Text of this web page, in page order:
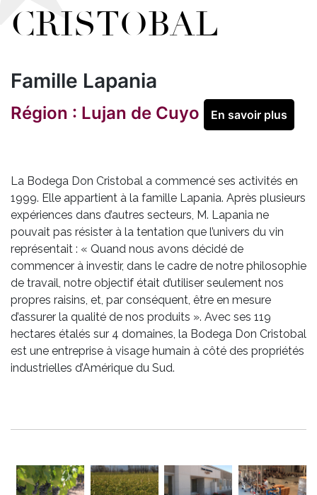
CRISTOBAL
Famille Lapania
Région : Lujan de Cuyo En savoir plus
La Bodega Don Cristobal a commencé ses activités en
1999. Elle appartient à la famille Lapania. Après plusieurs
expériences dans d’autres secteurs, M. Lapania ne
pouvait pas résister à la tentation que l’univers du vin
représentait : « Quand nous avons décidé de
commencer à investir, dans le cadre de notre philosophie
de travail, notre objectif était d’utiliser seulement nos
propres raisins, et, par conséquent, être en mesure
d’assurer la qualité de nos produits ». Avec ses 119
hectares étalés sur 4 domaines, la Bodega Don Cristobal
est une entreprise à visage humain à côté des propriétés
industrielles d’Amérique du Sud.